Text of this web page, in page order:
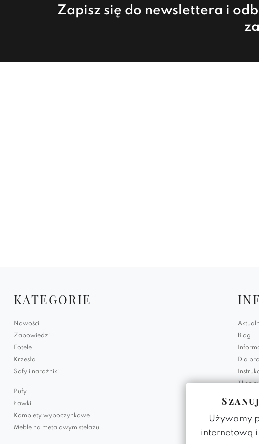
Zapisz się do newslettera i
KATEGORIE
Nowości
Zapowiedzi
Fotele
Krzesła
Sofy i narożniki
Pufy
Ławki
Komplety wypoczynkowe
Meble na metalowym stelażu
Blog
Dla
Używamy
internetową